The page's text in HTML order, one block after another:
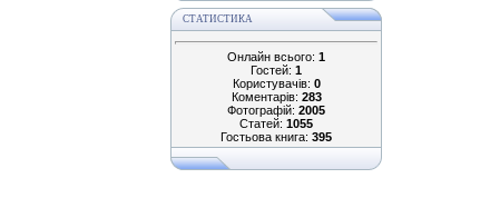
СТАТИСТИКА
Онлайн всього: 1
Гостей: 1
Користувачів: 0
Коментарів: 283
Фотографій: 2005
Статей: 1055
Гостьова книга: 395